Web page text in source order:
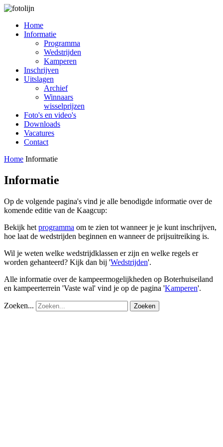
Home
Informatie
Programma
Wedstrijden
Kamperen
Inschrijven
Uitslagen
Archief
Winnaars
wisselprijzen
Foto's en video's
Downloads
Vacatures
Contact
Home Informatie
Informatie
Op de volgende pagina's vind je alle benodigde informatie over de
komende editie van de Kaagcup:
Bekijk het programma om te zien tot wanneer je je kunt inschrijven,
hoe laat de wedstrijden beginnen en wanneer de prijsuitreiking is.
Wil je weten welke wedstrijdklassen er zijn en welke regels er
worden gehanteerd? Kijk dan bij 'Wedstrijden'.
Alle informatie over de kampeermogelijkheden op Boterhuiseiland
en kampeerterrein 'Vaste wal' vind je op de pagina 'Kamperen'.
Zoeken... Zoeken